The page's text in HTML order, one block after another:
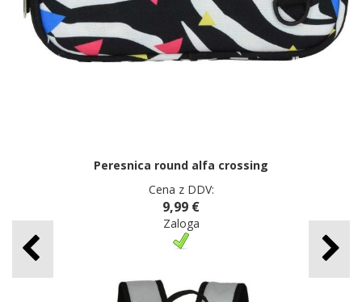
Peresnica round alfa crossing
Cena z DDV:
9,99 €
Zaloga